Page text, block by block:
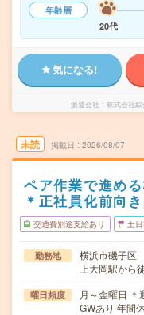
年齢層
20代
気になる!
派遣会社 株式会社
未読 掲載日 2026/08/07
ペア作業で進め
＊正社員化前向
交通費別途支給あり 土
勤務地
横浜市磯子区
上大岡駅から
曜日頻度
月～金曜日 ＊
GWあり 年間